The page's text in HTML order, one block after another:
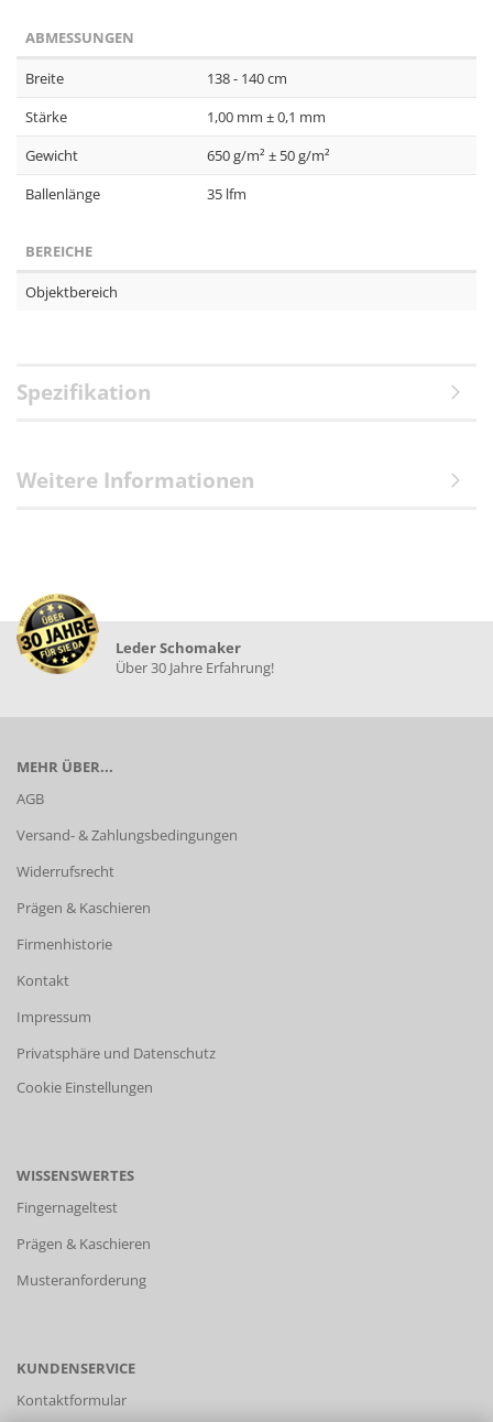
ABMESSUNGEN
Breite
138 - 140 cm
Stärke
1,00 mm ± 0,1 mm
Gewicht
650 g/m² ± 50 g/m²
Ballenlänge
35 lfm
BEREICHE
Objektbereich
Spezifikation
Weitere Informationen
Leder Schomaker
Über 30 Jahre Erfahrung!
MEHR ÜBER...
AGB
Versand- & Zahlungsbedingungen
Widerrufsrecht
Prägen & Kaschieren
Firmenhistorie
Kontakt
Impressum
Privatsphäre und Datenschutz
Cookie Einstellungen
WISSENSWERTES
Fingernageltest
Prägen & Kaschieren
Musteranforderung
KUNDENSERVICE
Kontaktformular